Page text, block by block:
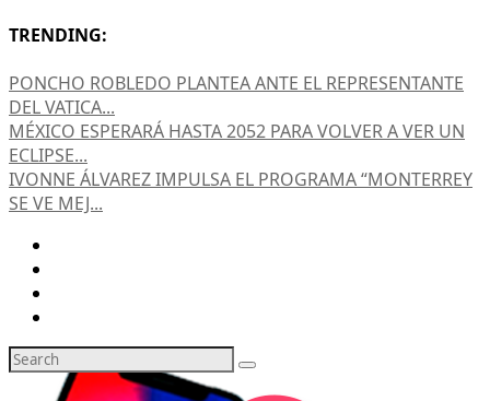
TRENDING:
PONCHO ROBLEDO PLANTEA ANTE EL REPRESENTANTE
DEL VATICA...
MÉXICO ESPERARÁ HASTA 2052 PARA VOLVER A VER UN
ECLIPSE...
IVONNE ÁLVAREZ IMPULSA EL PROGRAMA “MONTERREY
SE VE MEJ...